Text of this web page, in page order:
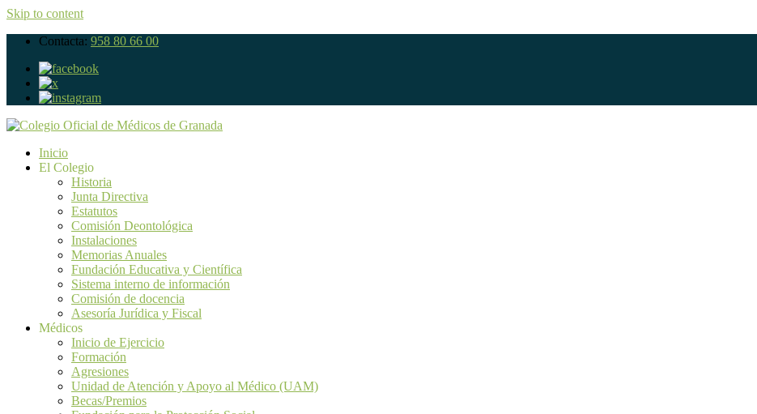
Skip to content
Contacta: 958 80 66 00
Inicio
El Colegio
Historia
Junta Directiva
Estatutos
Comisión Deontológica
Instalaciones
Memorias Anuales
Fundación Educativa y Científica
Sistema interno de información
Comisión de docencia
Asesoría Jurídica y Fiscal
Médicos
Inicio de Ejercicio
Formación
Agresiones
Unidad de Atención y Apoyo al Médico (UAM)
Becas/Premios